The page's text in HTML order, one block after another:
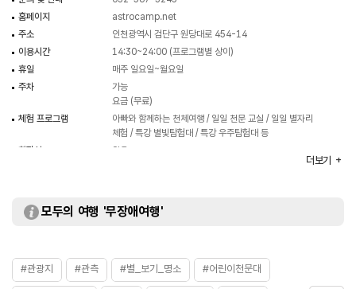
홈페이지
astrocamp.net
주소
인천광역시 검단구 원당대로 454-14
이용시간
14:30~24:00 (프로그램별 상이)
휴일
매주 일요일~월요일
주차
가능
요금 (무료)
체험 프로그램
아빠와 함께하는 천체여행 / 일일 천문 교실 / 일일 별자리
체험 / 특강 별빛탐험대 / 특강 우주탐험대 등
화장실
있음
더보기
모두의 여행 '무장애여행'
#관광지 #관측 #별_보기_명소 #어린이천문대